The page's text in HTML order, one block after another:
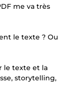
me va très
le texte ? Ou
le texte et la
storytelling,